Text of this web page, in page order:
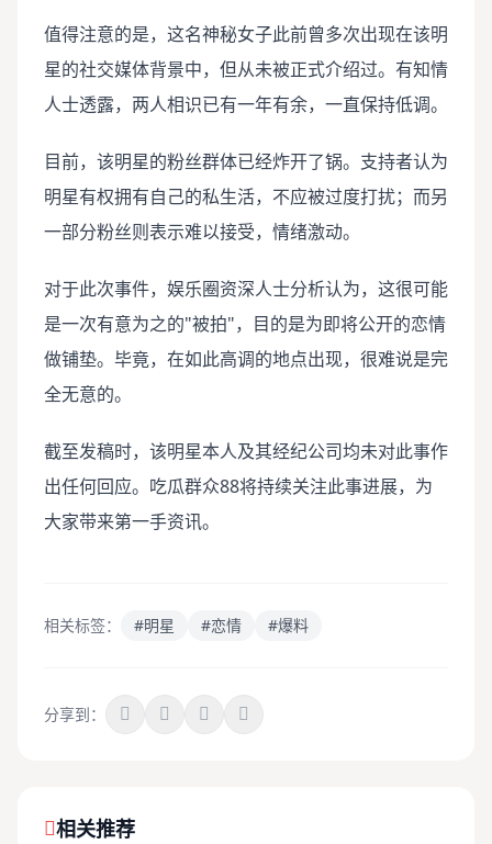
值得注意的是，这名神秘女子此前曾多次出现在该明
星的社交媒体背景中，但从未被正式介绍过。有知情
人士透露，两人相识已有一年有余，一直保持低调。
目前，该明星的粉丝群体已经炸开了锅。支持者认为
明星有权拥有自己的私生活，不应被过度打扰；而另
一部分粉丝则表示难以接受，情绪激动。
对于此次事件，娱乐圈资深人士分析认为，这很可能
是一次有意为之的"被拍"，目的是为即将公开的恋情
做铺垫。毕竟，在如此高调的地点出现，很难说是完
全无意的。
截至发稿时，该明星本人及其经纪公司均未对此事作
出任何回应。吃瓜群众88将持续关注此事进展，为
大家带来第一手资讯。
相关标签： #明星 #恋情 #爆料
分享到：
相关推荐